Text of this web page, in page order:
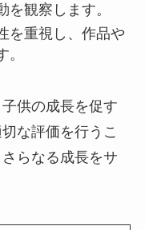
観察します。
を重視し、作品や
供の成長を促す
な評価を行うこ
らなる成長をサ